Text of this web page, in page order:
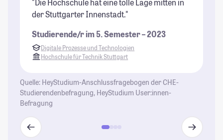
"Die Hochschule hat eine tolle Lage mitten in
der Stuttgarter Innenstadt."
Studierende/r im 5. Semester – 2023
Digitale Prozesse und Technologien
Hochschule für Technik Stuttgart
Quelle: HeyStudium-Anschlussfragebogen der CHE-
Studierendenbefragung, HeyStudium User:innen-
Befragung